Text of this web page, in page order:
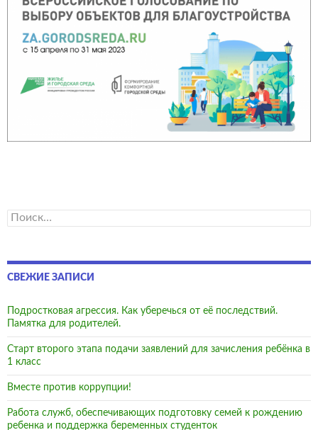
Найти:
СВЕЖИЕ ЗАПИСИ
Подростковая агрессия. Как уберечься от её последствий.
Памятка для родителей.
Старт второго этапа подачи заявлений для зачисления ребёнка в
1 класс
Вместе против коррупции!
Работа служб, обеспечивающих подготовку семей к рождению
ребенка и поддержка беременных студенток